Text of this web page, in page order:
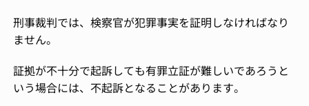
刑事裁判では、検察官が犯罪事実を証明しなければなり
ません。
証拠が不十分で起訴しても有罪立証が難しいであろうと
いう場合には、不起訴となることがあります。